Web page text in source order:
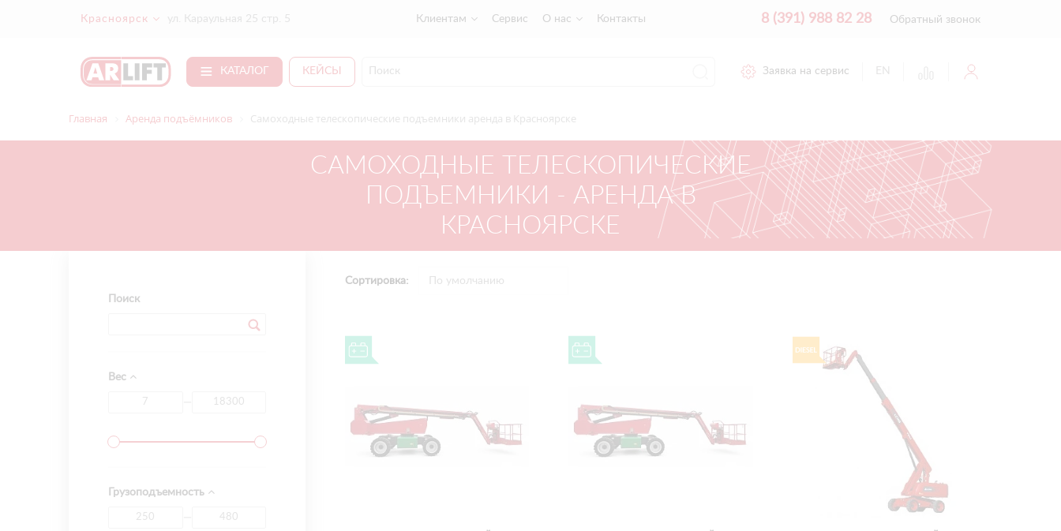
Красноярск ул. Караульная 25 стр. 5 Клиентам Сервис О нас Контакты 8 (391) 988 82 28 Обратный звонок
КАТАЛОГ КЕЙСЫ Заявка на сервис EN
Главная Аренда подъёмников Самоходные телескопические подъемники аренда в Красноярске
САМОХОДНЫЕ ТЕЛЕСКОПИЧЕСКИЕ
ПОДЪЕМНИКИ - АРЕНДА В
КРАСНОЯРСКЕ
Поиск
Вес
Грузоподъемность
Сортировка: